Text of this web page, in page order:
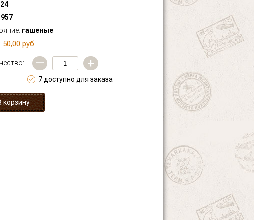
гашеные
50,00 руб.
— +
7 доступно для заказа